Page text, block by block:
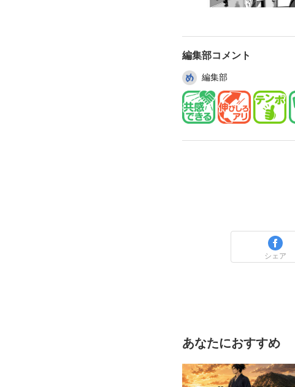
編集部コメント
編集部
シェア
あなたにおすすめ